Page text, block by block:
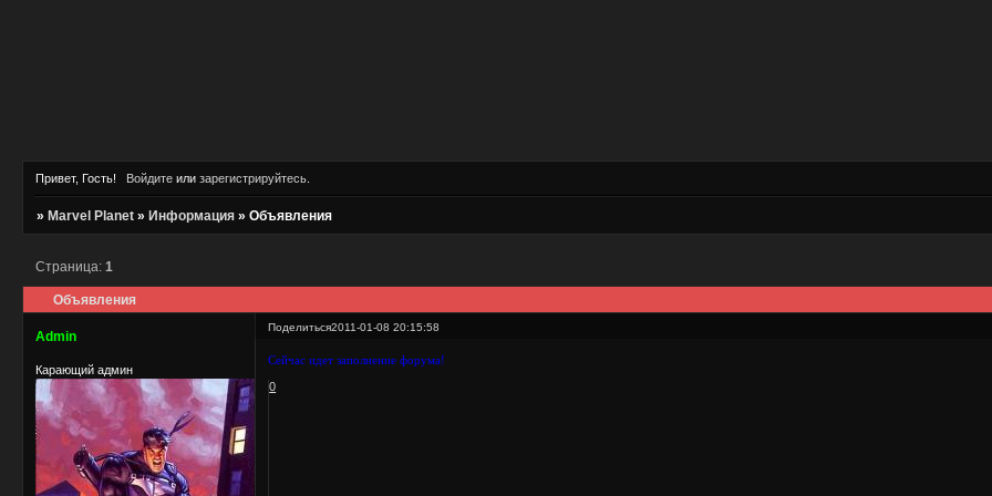
Привет, Гость! Войдитеили зарегистрируйтесь.
»Marvel Planet »Информация »Объявления
Объявления
Страница:1
Поделиться2011-01-08 20:15:58
Admin
Карающий админ
Сейчас идет заполнение форума!
0